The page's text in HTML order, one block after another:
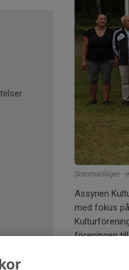
Sommarläger -
Assyrien
med fokus
föreningen
År 1998 var